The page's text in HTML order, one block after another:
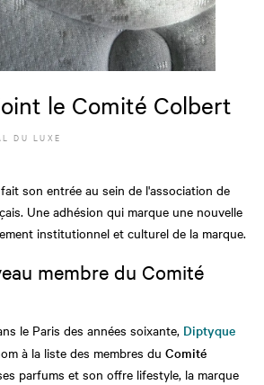
le Comité Colbert
DU LUXE
son entrée au sein de l'association de
Une adhésion qui marque une nouvelle
institutionnel et culturel de la marque.
membre du Comité
le Paris des années soixante, Diptyque
à la liste des membres duComité
parfums et son offre lifestyle, la marque